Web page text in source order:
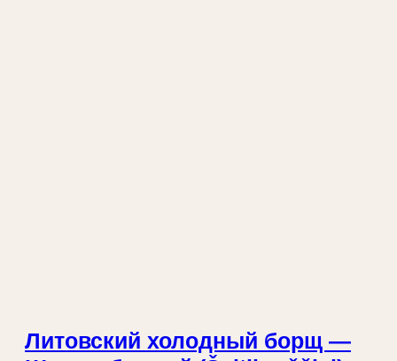
Литовский холодный борщ —